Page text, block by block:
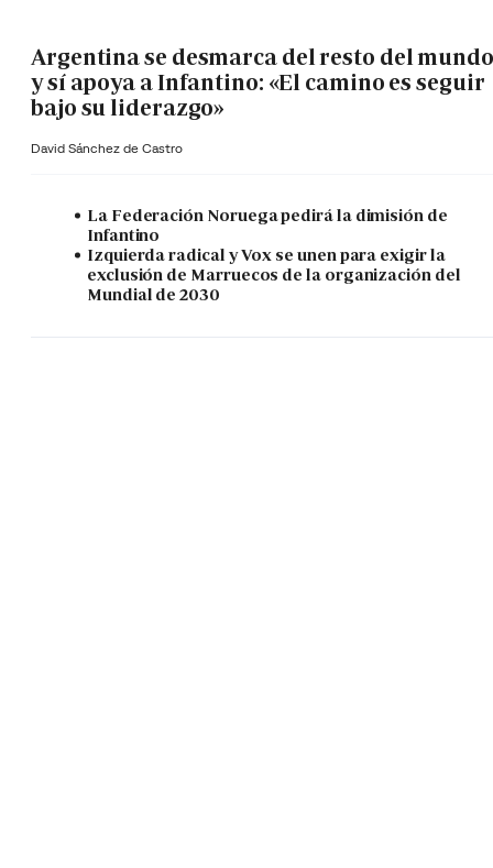
Argentina se desmarca del resto del mundo
y sí apoya a Infantino: «El camino es seguir
bajo su liderazgo»
David Sánchez de Castro
La Federación Noruega pedirá la dimisión de
Infantino
Izquierda radical y Vox se unen para exigir la
exclusión de Marruecos de la organización del
Mundial de 2030